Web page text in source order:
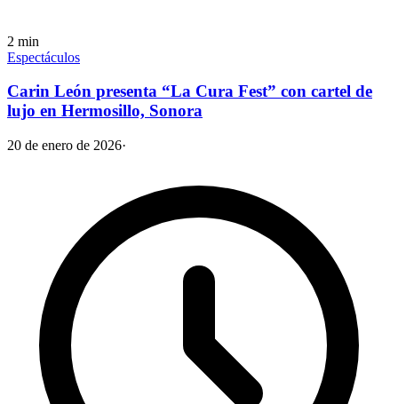
2 min
Espectáculos
Carin León presenta “La Cura Fest” con cartel de
lujo en Hermosillo, Sonora
20 de enero de 2026·